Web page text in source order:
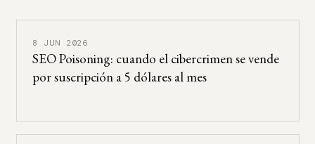
8 JUN 2026
SEO Poisoning: cuando el cibercrimen se vende
por suscripción a 5 dólares al mes